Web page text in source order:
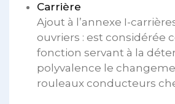
Carrière
Ajout à l’annexe I-
ouvriers : est considérée
fonction servant à la
polyvalence le
rouleaux conducteurs